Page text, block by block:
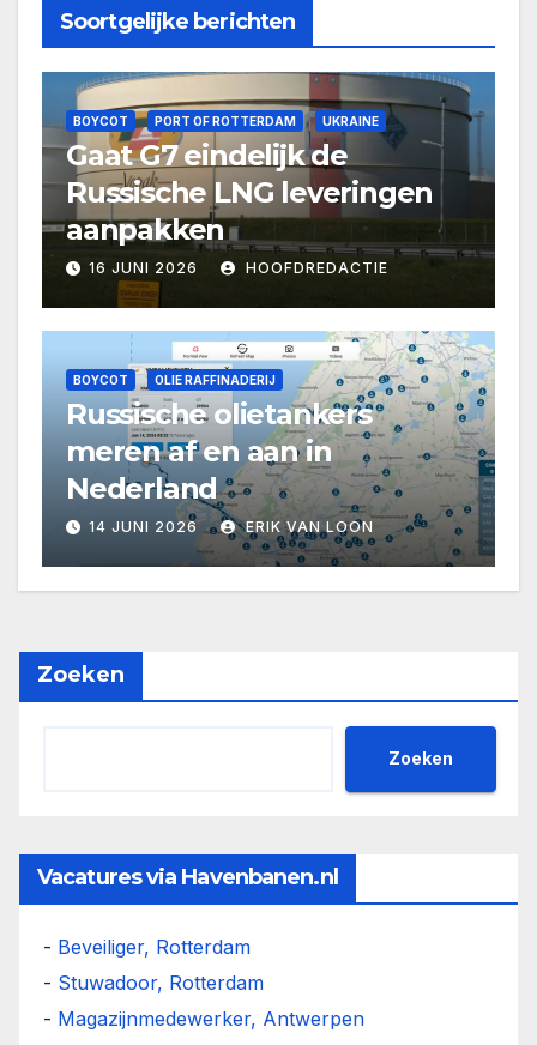
Soortgelijke berichten
BOYCOT PORT OF ROTTERDAM UKRAINE
Gaat G7 eindelijk de
Russische LNG leveringen
aanpakken
16 JUNI 2026 HOOFDREDACTIE
BOYCOT OLIE RAFFINADERIJ
Russische olietankers
meren af en aan in
Nederland
14 JUNI 2026 ERIK VAN LOON
Zoeken
Zoeken
Vacatures via Havenbanen.nl
- Beveiliger, Rotterdam
- Stuwadoor, Rotterdam
- Magazijnmedewerker, Antwerpen